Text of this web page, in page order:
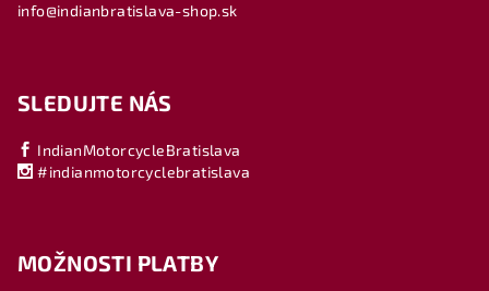
info@indianbratislava-shop.sk
SLEDUJTE NÁS
IndianMotorcycleBratislava
#indianmotorcyclebratislava
MOŽNOSTI PLATBY